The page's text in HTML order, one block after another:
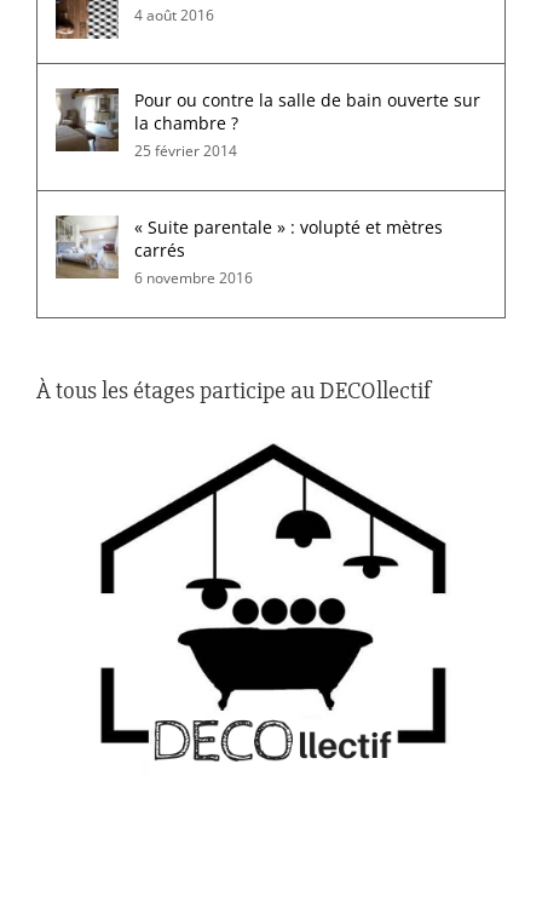
4 août 2016
Pour ou contre la salle de bain ouverte sur
la chambre ?
25 février 2014
« Suite parentale » : volupté et mètres
carrés
6 novembre 2016
À tous les étages participe au DECOllectif